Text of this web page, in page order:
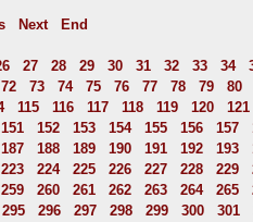
Next End
27 28 29 30 31 32 33 34
72 73 74 75 76 77 78 79 80
115 116 117 118 119 120 121
151 152 153 154 155 156 157
187 188 189 190 191 192 193
223 224 225 226 227 228 229
259 260 261 262 263 264 265
295 296 297 298 299 300 301